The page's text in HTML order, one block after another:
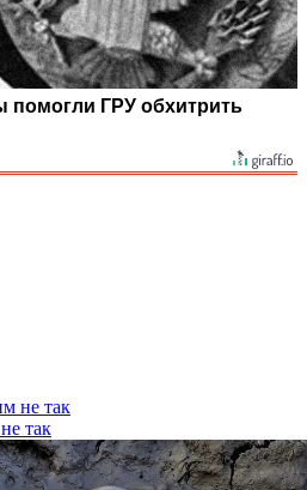
помогли ГРУ обхитрить
так